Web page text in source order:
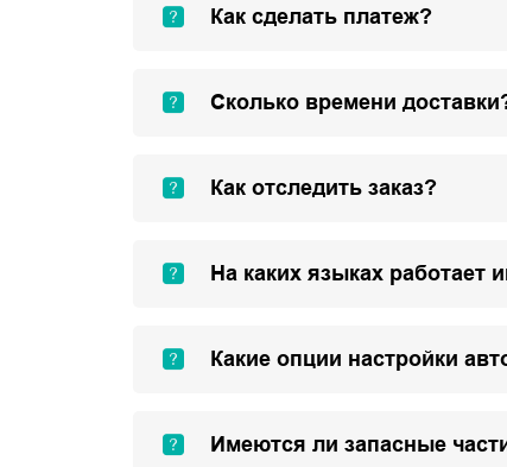
Как сделать платеж?
Сколько времени
Как отследить заказ?
На каких языках работает
Какие опции настройки
Имеются ли запасные